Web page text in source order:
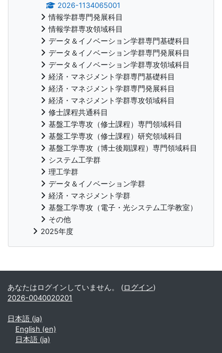
2026-1134065001
情報学群専門発展科目
情報学群専攻領域科目
データ＆イノベーション学群専門基礎科目
データ＆イノベーション学群専門発展科目
データ＆イノベーション学群専攻領域科目
経済・マネジメント学群専門基礎科目
経済・マネジメント学群専門発展科目
経済・マネジメント学群専攻領域科目
修士課程共通科目
基盤工学専攻（修士課程）専門領域科目
基盤工学専攻（修士課程）研究領域科目
基盤工学専攻（博士後期課程）専門領域科目
システム工学群
理工学群
データ＆イノベーション学群
経済・マネジメント学群
基盤工学専攻（電子・光システム工学教室）
その他
2025年度
補助ブロック
あなたはログインしていません。 (ログイン)
2026-0040020201
日本語 ‎(ja)‎
English ‎(en)‎
日本語 ‎(ja)‎